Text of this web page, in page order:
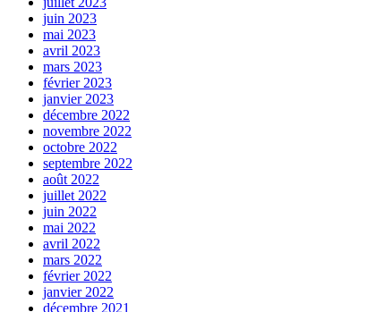
juin 2023
mai 2023
avril 2023
mars 2023
février 2023
janvier 2023
décembre 2022
novembre 2022
octobre 2022
septembre 2022
août 2022
juillet 2022
juin 2022
mai 2022
avril 2022
mars 2022
février 2022
janvier 2022
décembre 2021